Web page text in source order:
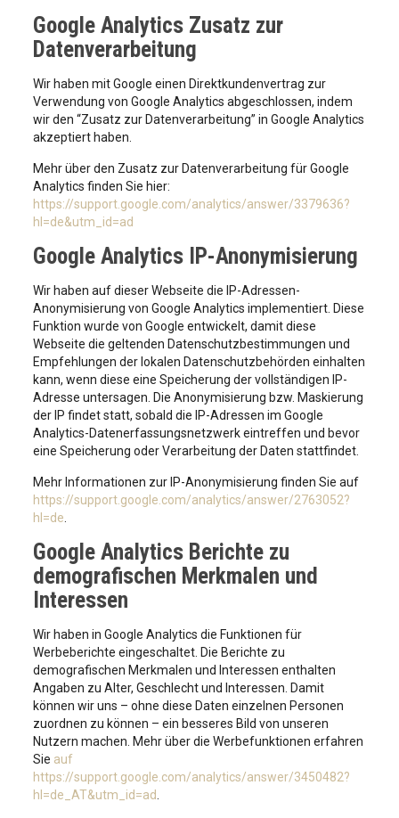
Google Analytics Zusatz zur
Datenverarbeitung
Wir haben mit Google einen Direktkundenvertrag zur
Verwendung von Google Analytics abgeschlossen, indem
wir den “Zusatz zur Datenverarbeitung” in Google Analytics
akzeptiert haben.
Mehr über den Zusatz zur Datenverarbeitung für Google
Analytics finden Sie hier:
https://support.google.com/analytics/answer/3379636?
hl=de&utm_id=ad
Google Analytics IP-Anonymisierung
Wir haben auf dieser Webseite die IP-Adressen-
Anonymisierung von Google Analytics implementiert. Diese
Funktion wurde von Google entwickelt, damit diese
Webseite die geltenden Datenschutzbestimmungen und
Empfehlungen der lokalen Datenschutzbehörden einhalten
kann, wenn diese eine Speicherung der vollständigen IP-
Adresse untersagen. Die Anonymisierung bzw. Maskierung
der IP findet statt, sobald die IP-Adressen im Google
Analytics-Datenerfassungsnetzwerk eintreffen und bevor
eine Speicherung oder Verarbeitung der Daten stattfindet.
Mehr Informationen zur IP-Anonymisierung finden Sie auf
https://support.google.com/analytics/answer/2763052?
hl=de
Google Analytics Berichte zu
demografischen Merkmalen und
Interessen
Wir haben in Google Analytics die Funktionen für
Werbeberichte eingeschaltet. Die Berichte zu
demografischen Merkmalen und Interessen enthalten
Angaben zu Alter, Geschlecht und Interessen. Damit
können wir uns – ohne diese Daten einzelnen Personen
zuordnen zu können – ein besseres Bild von unseren
Nutzern machen. Mehr über die Werbefunktionen erfahren
Sie auf
https://support.google.com/analytics/answer/3450482?
hl=de_AT&utm_id=ad